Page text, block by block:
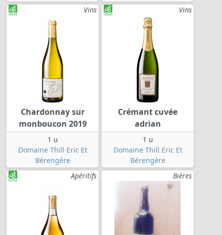
Vins
Chardonnay sur
monboucon 2019
1 u
Domaine Thill Eric Et
Bérengère
Vins
Crémant cuvée
adrian
1 u
Domaine Thill Eric Et
Bérengère
Apéritifs
Bières